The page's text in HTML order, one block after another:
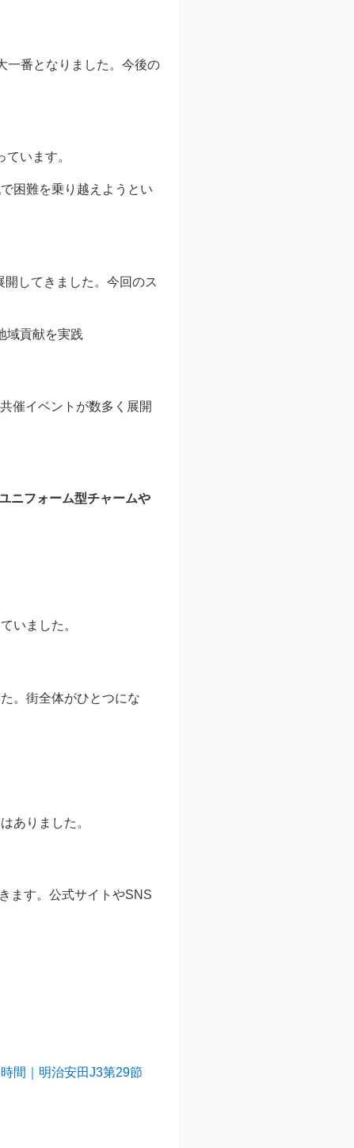
一番となりました。今後の
います。
困難を乗り越えようとい
してきました。今回のス
域貢献を実践
催イベントが数多く展開
ニフォーム型チャームや
いました。
。街全体がひとつにな
ありました。
ます。公式サイトやSNS
間｜明治安田J3第29節